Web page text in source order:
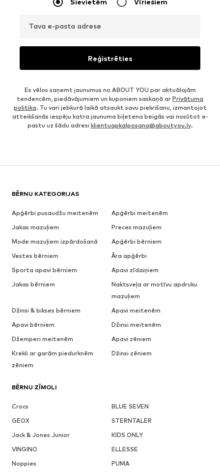
Sievietēm Vīriešiem
Tava e-pasta adrese
Reģistrēties
Es vēlos saņemt jaunumus no ABOUT YOU par aktuālajām
tendencēm, piedāvājumiem un kuponiem saskaņā ar Privātuma
politika. Tu vari jebkurā laikā atsaukt savu piekrišanu, izmantojot
atteikšanās iespēju katra jaunuma biļetena beigās vai nosūtot e-
pastu uz šādu adresi klientuapkalposana@aboutyou.lv.
BĒRNU KATEGORIJAS
Apģērbi pusaudžu meitenēm
Apģērbi meitenēm
Jakas mazuļiem
Preces mazuļiem
Mode mazuļiem izpārdošanā
Apģērbi bērniem
Vestes bērniem
Āra apģērbi
Sporta apavi bērniem
Apavi zīdaiņiem
Jakas bērniem
Naktsveļa ar motīvu apdruku
mazuļiem
Džinsi & bikses bērniem
Apavi meitenēm
Apavi bērniem
Džinsi meitenēm
Džemperi meitenēm
Apavi zēniem
Krekli ar garām piedurknēm
zēniem
Džinsi zēniem
BĒRNU ZĪMOLI
Crocs
BLUE SEVEN
GEOX
STERNTALER
Jack & Jones Junior
KIDS ONLY
VINGINO
ELLESSE
Noppies
PUMA